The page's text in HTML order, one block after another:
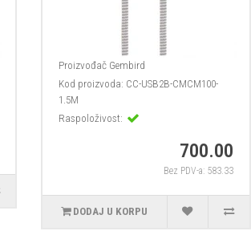
ProizvođačGembird
Kod proizvoda: CC-USB2B-CMCM100-
1.5M
Raspoloživost:
700.00
Bez PDV-a: 583.33
DODAJ U KORPU